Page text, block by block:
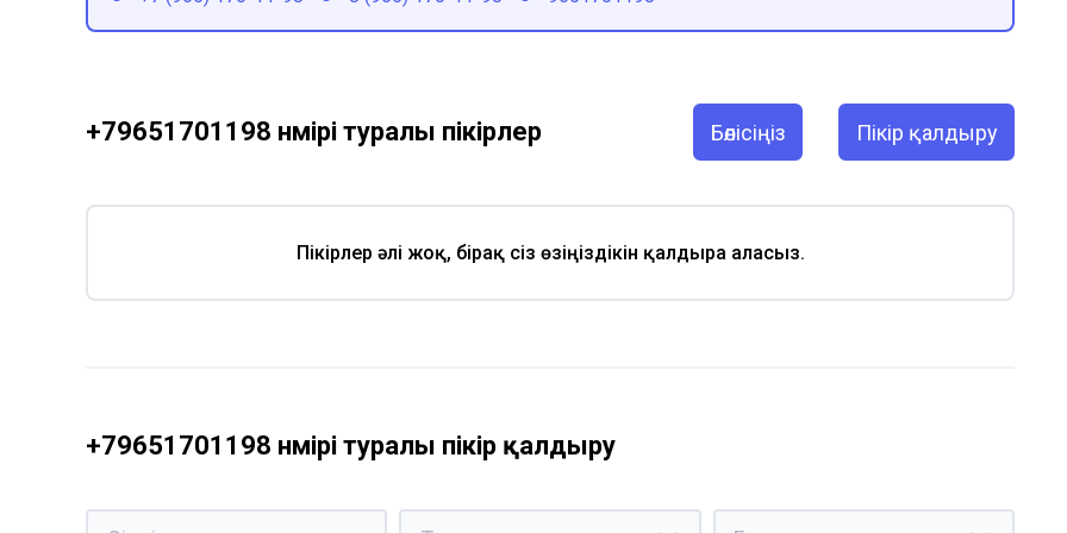
+79651701198 нөмірі туралы пікірлер Бөлісіңіз Пікір қалдыру
Пікірлер әлі жоқ, бірақ сіз өзіңіздікін қалдыра аласыз.
+79651701198 нөмірі туралы пікір қалдыру